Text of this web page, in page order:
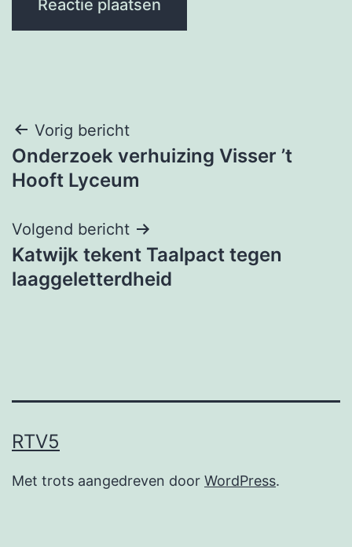
Bericht
navigatie
Vorig bericht
Onderzoek verhuizing Visser ’t
Hooft Lyceum
Volgend bericht
Katwijk tekent Taalpact tegen
laaggeletterdheid
RTV5
Met trots aangedreven door WordPress.